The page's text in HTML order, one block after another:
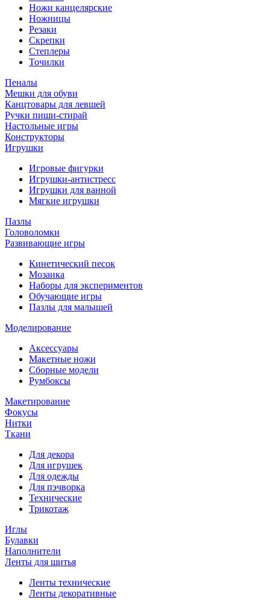
Ножи канцелярские
Ножницы
Резаки
Скрепки
Степлеры
Точилки
Пеналы
Мешки для обуви
Канцтовары для левшей
Ручки пиши-стирай
Настольные игры
Конструкторы
Игрушки
Игровые фигурки
Игрушки-антистресс
Игрушки для ванной
Мягкие игрушки
Пазлы
Головоломки
Развивающие игры
Кинетический песок
Мозаика
Наборы для экспериментов
Обучающие игры
Пазлы для малышей
Моделирование
Аксессуары
Макетные ножи
Сборные модели
Румбоксы
Макетирование
Фокусы
Нитки
Ткани
Для декора
Для игрушек
Для одежды
Для пэчворка
Технические
Трикотаж
Иглы
Булавки
Наполнители
Ленты для шитья
Ленты технические
Ленты декоративные